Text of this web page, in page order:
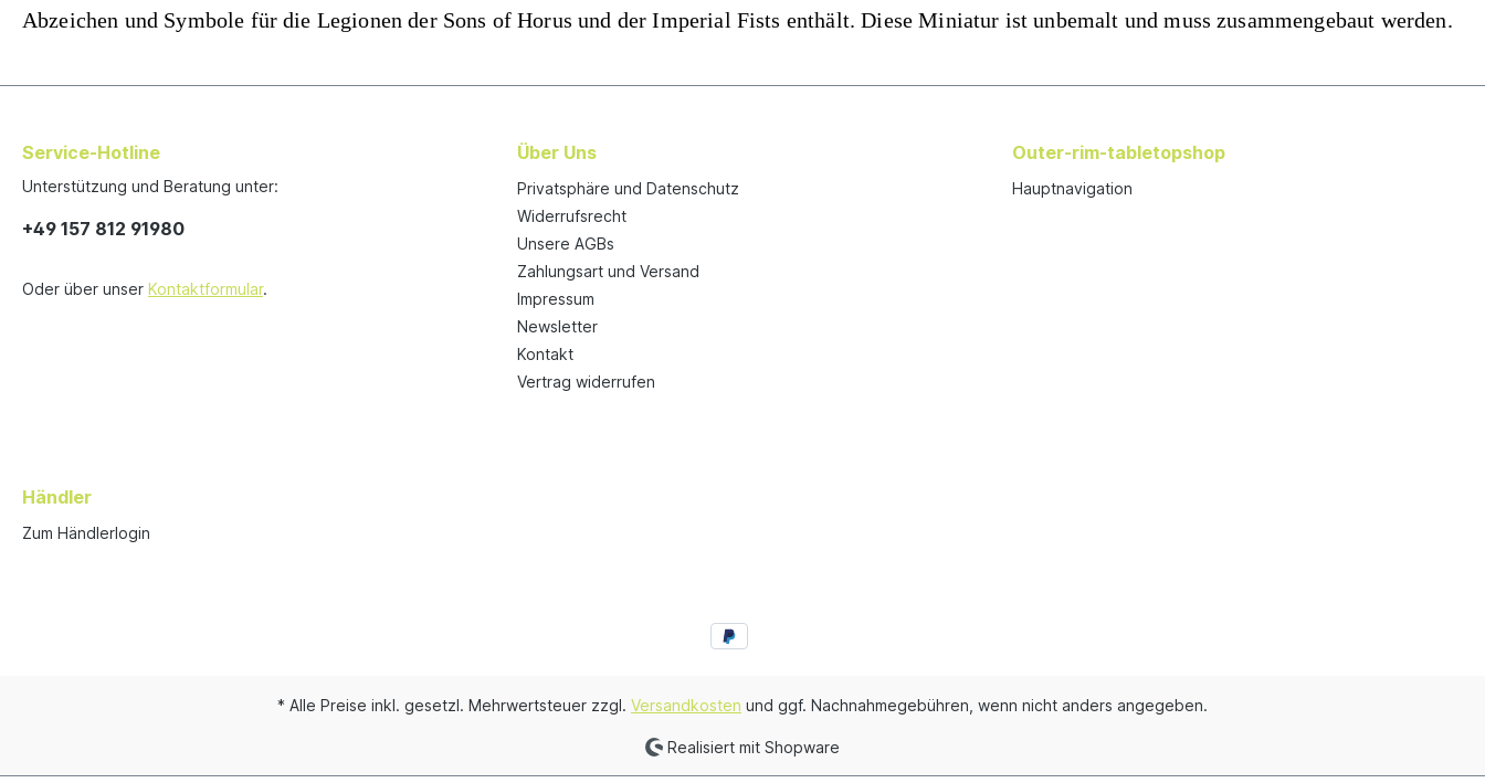
Abzeichen und Symbole für die Legionen der Sons of Horus und der Imperial Fists enthält. Diese Miniatur ist unbemalt und muss zusammengebaut werden.
Service-Hotline
Unterstützung und Beratung unter:
+49 157 812 91980
Oder über unser Kontaktformular.
Über Uns
Privatsphäre und Datenschutz
Widerrufsrecht
Unsere AGBs
Zahlungsart und Versand
Impressum
Newsletter
Kontakt
Vertrag widerrufen
Outer-rim-tabletopshop
Hauptnavigation
Händler
Zum Händlerlogin
* Alle Preise inkl. gesetzl. Mehrwertsteuer zzgl. Versandkosten und ggf. Nachnahmegebühren, wenn nicht anders angegeben.
Realisiert mit Shopware